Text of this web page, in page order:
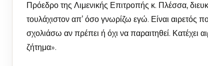
Πρόεδρο της Λιμενικής Επιτροπής κ. Πλέσσα,
τουλάχιστον απ’ όσο γνωρίζω εγώ. Είναι αιρετός
σχολιάσω αν πρέπει ή όχι να παραιτηθεί. Κατέχει
ζήτημα».